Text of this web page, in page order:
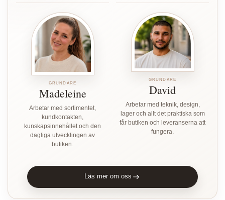
GRUNDARE
Madeleine
Arbetar med sortimentet,
kundkontakten,
kunskapsinnehållet och den
dagliga utvecklingen av
butiken.
GRUNDARE
David
Arbetar med teknik, design,
lager och allt det praktiska som
får butiken och leveranserna att
fungera.
Läs mer om oss